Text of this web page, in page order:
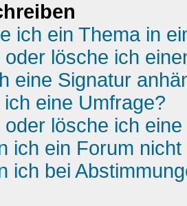
ich ein Thema in
lösche ich
eine Signatur
eine Umfrage?
lösche ich
ich ein Forum
ich bei